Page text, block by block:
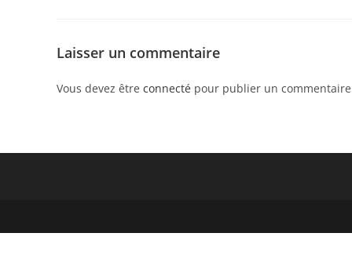
Laisser un commentaire
Vous devez être connecté pour publier un